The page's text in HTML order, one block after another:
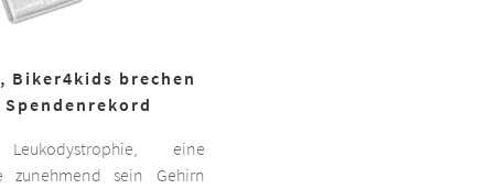
Biker4kids brechen
Spendenrekord
eine
zunehmend sein Gehirn